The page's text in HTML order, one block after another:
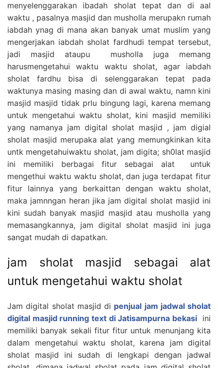
menyelenggarakan ibadah sholat tepat dan di aal
waktu , pasalnya masjid dan musholla merupakn rumah
iabdah ynag di mana akan banyak umat muslim yang
mengerjakan iabdah sholat fardhudi tempat tersebut,
jadi masjid ataupu musholla juga memang
harusmengetahui waktu waktu sholat, agar iabdah
sholat fardhu bisa di selenggarakan tepat pada
waktunya masing masing dan di awal waktu, namn kini
masjid masjid tidak prlu bingung lagi, karena memang
untuk mengetahui waktu sholat, kini masjid memiliki
yang namanya jam digital sholat masjid , jam digial
sholat masjid merupaka alat yang memungkinkan kita
untk mengetahuiwaktu sholat, jam digita; sh0lat masjid
ini memiliki berbagai fitur sebagai alat untuk
mengethui waktu waktu sholat, dan juga terdapat fitur
fitur lainnya yang berkaittan dengan waktu sholat,
maka jamnngan heran jika jam digital sholat masjid ini
kini sudah banyak masjid masjid atau musholla yang
memasangkannya, jam digital sholat masjid ini juga
sangat mudah di dapatkan.
jam sholat masjid sebagai alat
untuk mengetahui waktu sholat
Jam digital sholat masjid di penjual jam jadwal sholat
digital masjid running text di Jatisampurna bekasiini
memiliki banyak sekali fitur fitur untuk menunjang kita
dalam mengetahui waktu sholat, karena jam digital
sholat masjid ini sudah di lengkapi dengan jadwal